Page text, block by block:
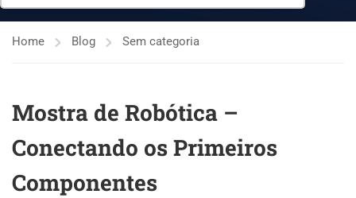
Home Blog Sem categoria
Mostra de Robótica –
Conectando os Primeiros
Componentes